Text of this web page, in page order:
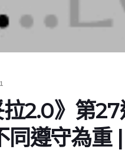
拉2.0》第
同遵守為重